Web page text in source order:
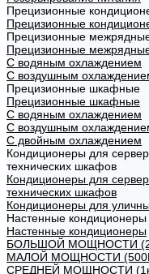
Прецизионные
Прецизионные
Прецизионные
Прецизионные
С водяным охлаждением
С воздушным
Прецизионные шкафные
Прецизионные шкафные
С водяным охлаждением
С воздушным
С двойным охлаждением
Кондиционеры для
технических шкафов
Кондиционеры для
технических шкафов
Кондиционеры для
Настенные кондиционеры
Настенные кондиционеры
БОЛЬШОЙ МОЩНОСТИ
МАЛОЙ МОЩНОСТИ
СРЕДНЕЙ МОЩНОСТИ